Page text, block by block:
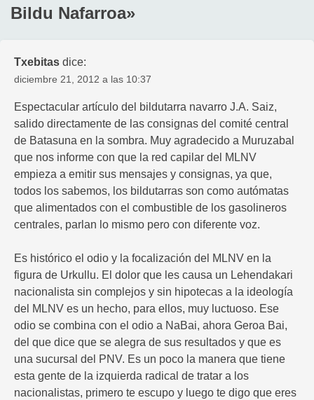
Bildu Nafarroa»
Txebitas dice:
diciembre 21, 2012 a las 10:37
Espectacular artículo del bildutarra navarro J.A. Saiz,
salido directamente de las consignas del comité central
de Batasuna en la sombra. Muy agradecido a Muruzabal
que nos informe con que la red capilar del MLNV
empieza a emitir sus mensajes y consignas, ya que,
todos los sabemos, los bildutarras son como autómatas
que alimentados con el combustible de los gasolineros
centrales, parlan lo mismo pero con diferente voz.
Es histórico el odio y la focalización del MLNV en la
figura de Urkullu. El dolor que les causa un Lehendakari
nacionalista sin complejos y sin hipotecas a la ideología
del MLNV es un hecho, para ellos, muy luctuoso. Ese
odio se combina con el odio a NaBai, ahora Geroa Bai,
del que dice que se alegra de sus resultados y que es
una sucursal del PNV. Es un poco la manera que tiene
esta gente de la izquierda radical de tratar a los
nacionalistas, primero te escupo y luego te digo que eres